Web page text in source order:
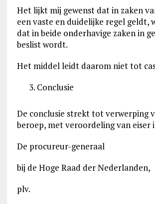
Het lijkt mij gewenst dat in zaken
een vaste en duidelijke regel geldt,
dat in beide onderhavige zaken in
beslist wordt.
Het middel leidt daarom niet tot
Conclusie
De conclusie strekt tot verwerping
beroep, met veroordeling van eiser
De procureur-generaal
bij de Hoge Raad der Nederlanden,
plv.